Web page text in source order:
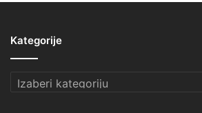
Kategorije
Kategorije